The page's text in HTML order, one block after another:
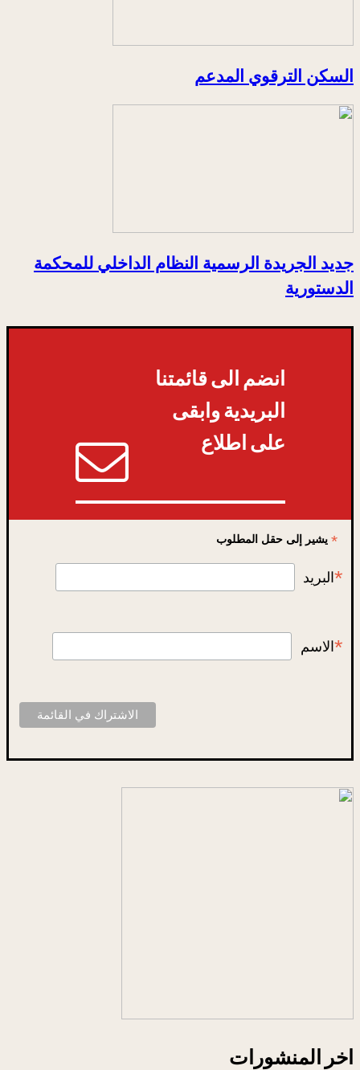
السكن الترقوي المدعم
جديد الجريدة الرسمية النظام الداخلي للمحكمة
الدستورية
انضم الى قائمتنا
البريدية وابقى
على اطلاع
*يشير إلى حقل المطلوب
* البريد
* الاسم
اخر المنشورات